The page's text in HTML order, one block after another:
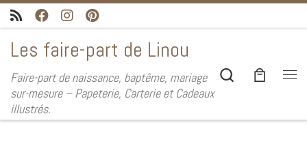
Passer au contenu
Les faire-part de Linou
Faire-part de naissance, baptême, mariage
sur-mesure – Papeterie, Carterie et Cadeaux
illustrés.
Search